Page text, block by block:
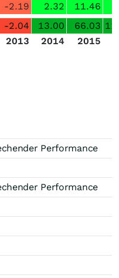
-2.19 2.32 11.46
-2.04 13.00 66.03
2013 2014 2015
Performance
Performance